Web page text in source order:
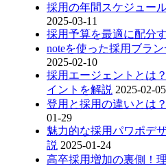
採用の年間スケジュー
2025-03-11
採用予算を最適に配分
noteを使った採用ブラ
2025-02-10
採用エージェントとは
イントを解説 2025-02-05
登用と採用の違いとは
01-29
魅力的な採用パワポデ
説 2025-01-24
高卒採用増加の裏側！